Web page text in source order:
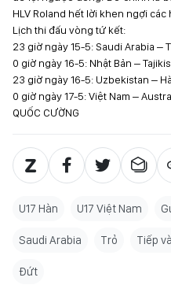
HLV Roland hết lời khen ngợi các
Lịch thi đấu vòng tứ kết:
23 giờ ngày 15-5: Saudi Arabia –
0 giờ ngày 16-5: Nhật Bản –
23 giờ ngày 16-5: Uzbekistan –
0 giờ ngày 17-5: Việt Nam –
QUỐC CƯỜNG
U17 Hàn U17 Việt Nam
Saudi Arabia Trỏ Tiếp
Đứt